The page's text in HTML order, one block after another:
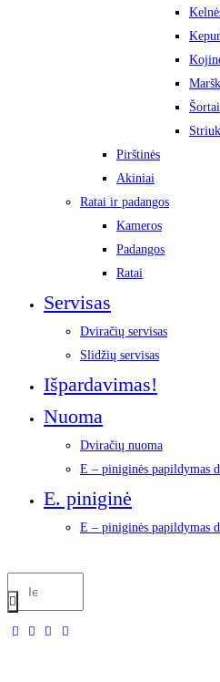
Šortai
Pirštinės
Akiniai
Ratai ir padangos
Kameros
Padangos
Ratai
Servisas
Dviračių servisas
Slidžių servisas
Išpardavimas!
Nuoma
Dviračių nuoma
E – piniginės papildymas
E. piniginė
E – piniginės papildymas